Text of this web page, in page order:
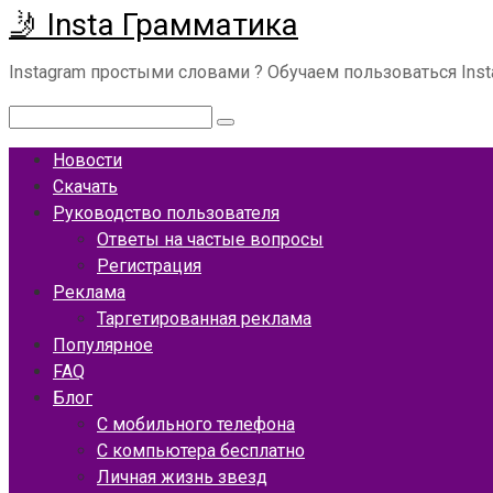
Перейти
к
контенту
🤳 Insta Грамматика
Instagram простыми словами ? Обучаем пользоваться
Новости
Скачать
Руководство пользователя
Ответы на частые вопросы
Регистрация
Реклама
Таргетированная реклама
Популярное
FAQ
Блог
С мобильного телефона
С компьютера бесплатно
Личная жизнь звезд